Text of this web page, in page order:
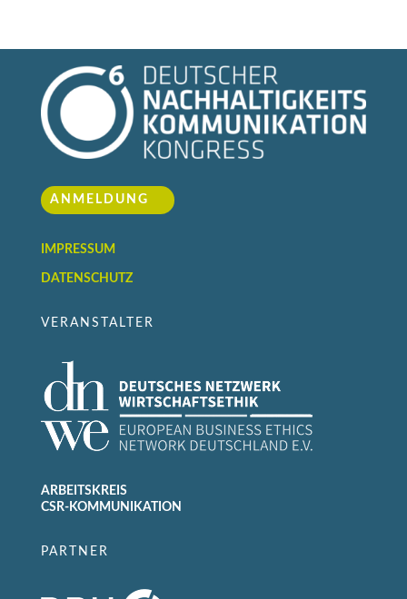
ANMELDUNG
IMPRESSUM
DATENSCHUTZ
VERANSTALTER
ARBEITSKREIS
CSR-KOMMUNIKATION
PARTNER